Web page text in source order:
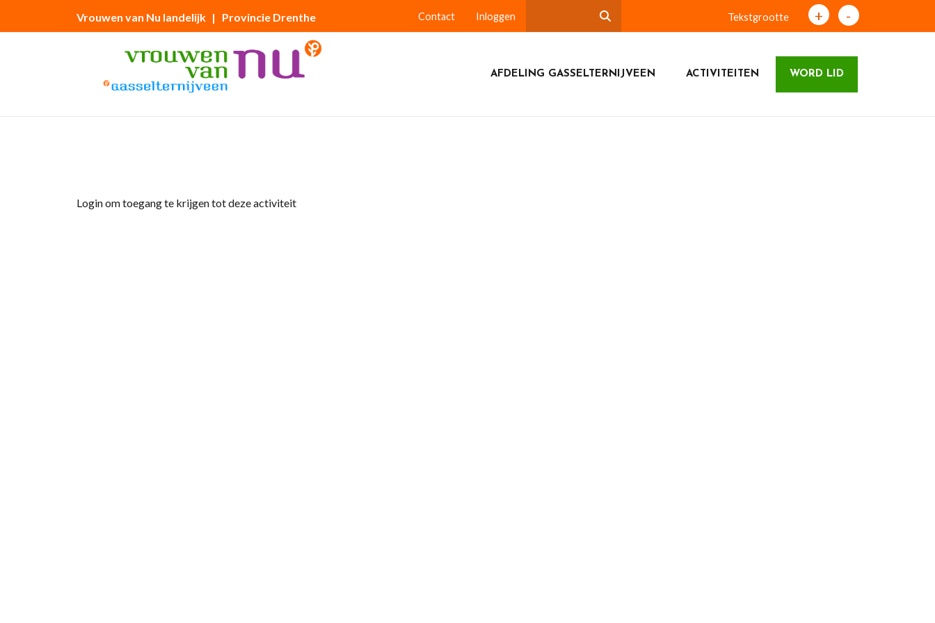
Vrouwen van Nu landelijk | Provincie Drenthe Contact Inloggen Tekstgrootte + -
AFDELING GASSELTERNIJVEEN ACTIVITEITEN WORD LID
Login om toegang te krijgen tot deze activiteit